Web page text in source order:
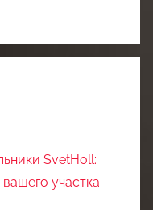
SvetHoll:
участка